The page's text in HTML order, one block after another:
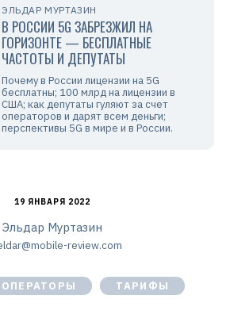
ЭЛЬДАР МУРТАЗИН
В РОССИИ 5G ЗАБРЕЗЖИЛ НА
ГОРИЗОНТЕ — БЕСПЛАТНЫЕ
ЧАСТОТЫ И ДЕПУТАТЫ
Почему в России лицензии на 5G
бесплатны; 100 млрд на лицензии в
США; как депутаты гуляют за счет
операторов и дарят всем деньги;
перспективы 5G в мире и в России.
19 ЯНВАРЯ 2022
Эльдар Муртазин
review.com
ОПЕРАТОРЫ ТАРИФЫ